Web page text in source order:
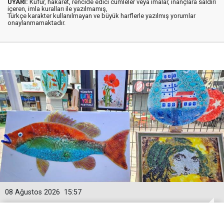
UYARI: Küfür, hakaret, rencide edici cümleler veya imalar, inançlara saldırı
içeren, imla kuralları ile yazılmamış,
Türkçe karakter kullanılmayan ve büyük harflerle yazılmış yorumlar
onaylanmamaktadır.
15:57
08 Ağustos 2026